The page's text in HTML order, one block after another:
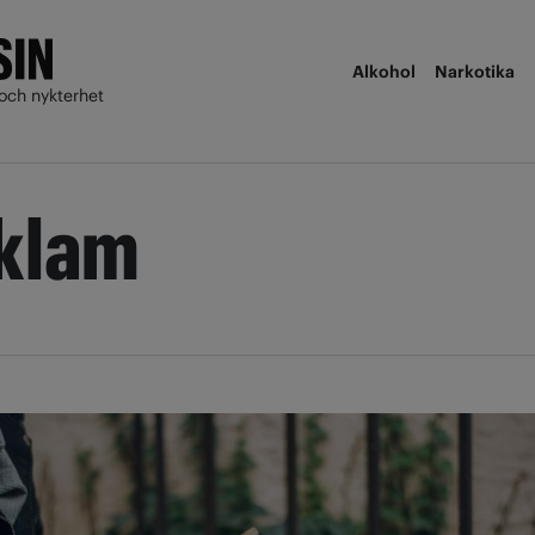
nykterhet
Alkohol Narkotika